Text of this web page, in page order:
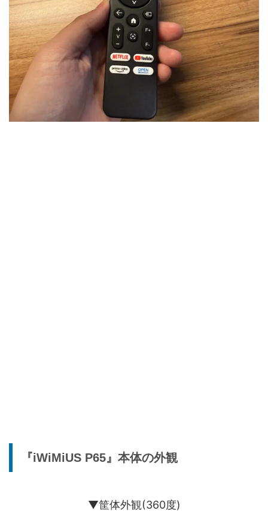
『iWiMiUS P65』本体の外観
▼筐体外観(360度)